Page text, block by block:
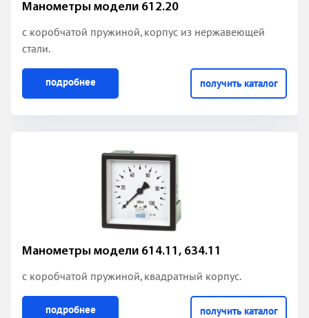
Манометры модели 612.20
с коробчатой пружиной, корпус из нержавеющей
стали.
подробнее получить каталог
Манометры модели 614.11, 634.11
с коробчатой пружиной, квадратный корпус.
подробнее получить каталог